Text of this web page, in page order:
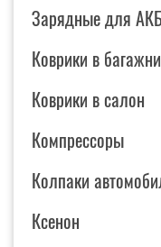
Зарядные для
Коврики в
Коврики в салон
Компрессоры
Колпаки
Ксенон